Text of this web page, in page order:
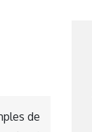
de